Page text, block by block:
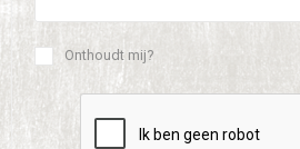
Onthoudt mij?